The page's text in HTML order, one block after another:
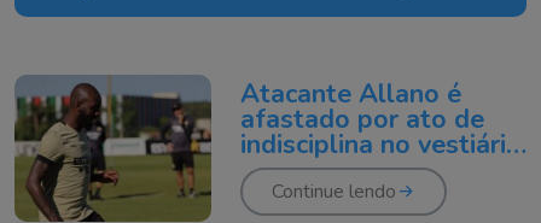
Atacante Allano é
afastado por ato de
indisciplina no vestiário
do Criciúma
Continue lendo